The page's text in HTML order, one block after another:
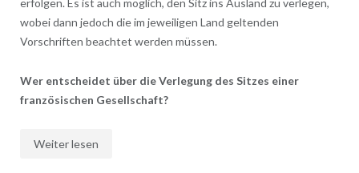
wobei dann jedoch die im jeweiligen Land geltenden
Vorschriften beachtet werden müssen.
Wer entscheidet über die Verlegung des Sitzes einer
französischen Gesellschaft?
Weiter lesen